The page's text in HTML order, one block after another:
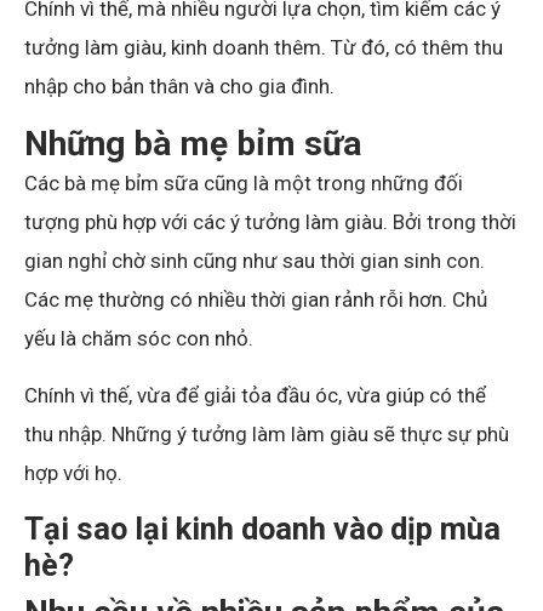
Chính vì thế, mà nhiều người lựa chọn, tìm kiếm các ý
tưởng làm giàu, kinh doanh thêm. Từ đó, có thêm thu
nhập cho bản thân và cho gia đình.
Những bà mẹ bỉm sữa
Các bà mẹ bỉm sữa cũng là một trong những đối
tượng phù hợp với các ý tưởng làm giàu. Bởi trong thời
gian nghỉ chờ sinh cũng như sau thời gian sinh con.
Các mẹ thường có nhiều thời gian rảnh rỗi hơn. Chủ
yếu là chăm sóc con nhỏ.
Chính vì thế, vừa để giải tỏa đầu óc, vừa giúp có thể
thu nhập. Những ý tưởng làm làm giàu sẽ thực sự phù
hợp với họ.
Tại sao lại kinh doanh vào dịp mùa
hè?